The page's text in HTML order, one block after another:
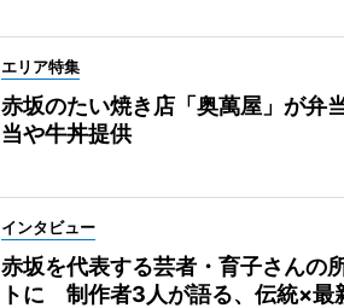
エリア特集
赤坂のたい焼き店「奥萬屋」が
当や牛丼提供
インタビュー
赤坂を代表する芸者・育子さんの
トに 制作者3人が語る、伝統×最